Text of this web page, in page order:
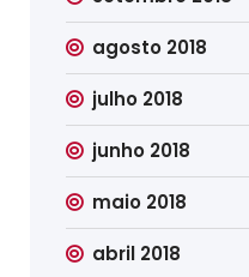
agosto 2018
julho 2018
junho 2018
maio 2018
abril 2018